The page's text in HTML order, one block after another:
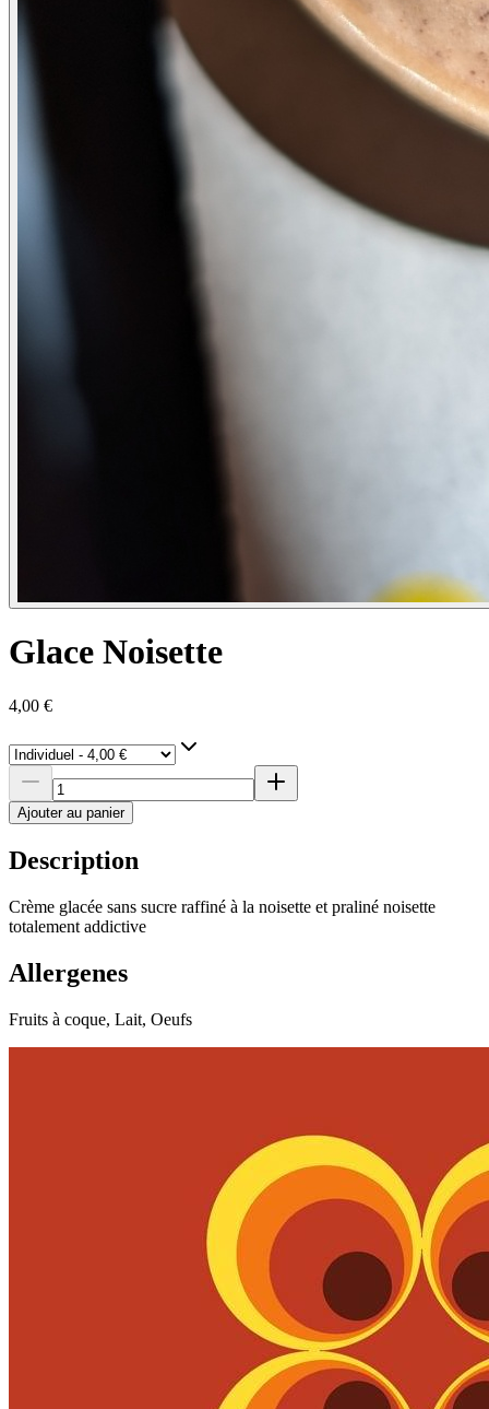
Glace Noisette
4,00 €
Ajouter au panier
Description
Crème glacée sans sucre raffiné à la noisette et praliné noisette
totalement addictive
Allergenes
Fruits à coque, Lait, Oeufs